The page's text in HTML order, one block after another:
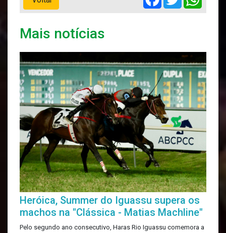
Mais notícias
Heróica, Summer do Iguassu supera os
machos na "Clássica - Matias Machline"
Pelo segundo ano consecutivo, Haras Rio Iguassu comemora a